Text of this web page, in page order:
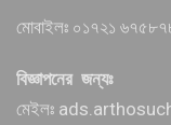
মোবাইলঃ ০১৭২১
বিজ্ঞাপনের জন্যঃ
মেইলঃ